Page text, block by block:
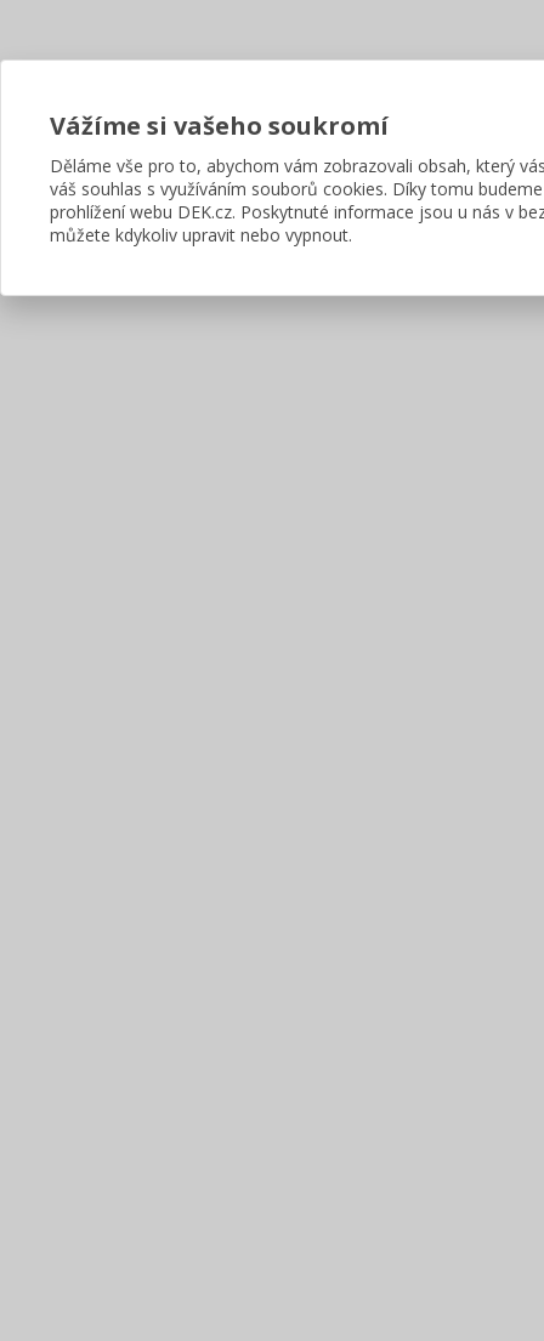
Vážíme si vašeho soukromí
Děláme vše pro to, abychom vám zobrazovali obsah, který
váš souhlas s využíváním souborů cookies. Díky tomu
prohlížení webu DEK.cz. Poskytnuté informace jsou u nás v
můžete kdykoliv upravit nebo vypnout.